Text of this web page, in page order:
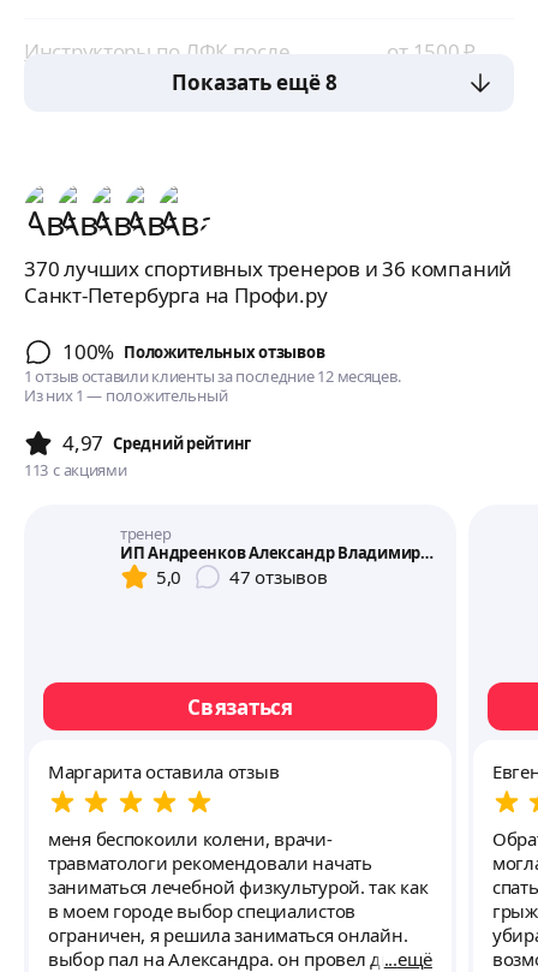
Инструкторы по ЛФК после
от 1500₽
за ч
Показать ещё 8
370 лучших спортивных тренеров и 36 компаний
Санкт-Петербурга на Профи.ру
100% Положительных отзывов
1 отзыв оставили клиенты за последние 12 месяцев.
Из них 1 — положительный
4,97 Cредний рейтинг
113 с акциями
тренер
ИП Андреенков Александр Владимирович
5,0 47 отзывов
Связаться
Маргарита оставила отзыв
меня беспокоили колени, врачи-
травматологи рекомендовали начать
заниматься лечебной физкультурой. так как
в моем городе выбор специалистов
ограничен, я решила заниматься онлайн.
выбор пал на Александра. он провел дваещё